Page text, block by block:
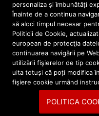
26/
Quiz:
26/
personaliza și îmbunătăți
Înainte de a continua
să aloci timpul necesar
Politicii de Cookie,
european de protecţia
continuarea navigării pe
utilizării fişierelor de tip
uita totuși că poți modifica
fişiere cookie urmând
POLITICA